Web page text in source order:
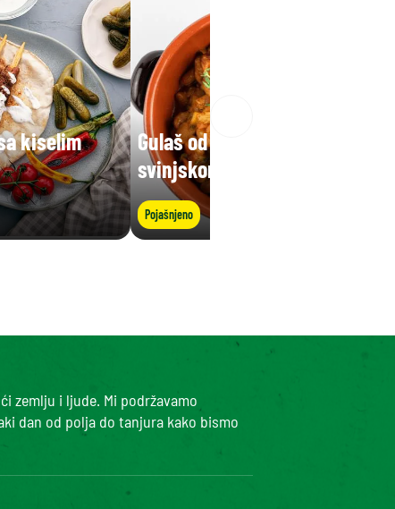
kiselim
Gulaš od bijelog graha sa
svinjskom koljenicom
Pojašnjeno
zemlju i ljude. Mi podržavamo
dan od polja do tanjura kako bismo